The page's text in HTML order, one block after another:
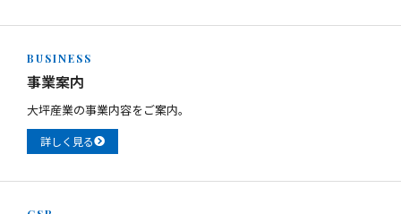
BUSINESS
事業案内
大坪産業の事業内容をご案内。
詳しく見る